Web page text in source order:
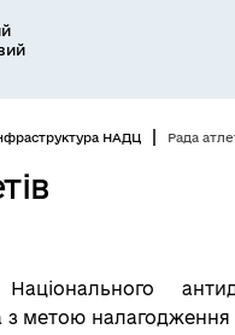
НАДЦ Рада
з метою налагодження